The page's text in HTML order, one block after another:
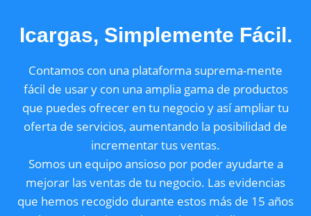
Icargas, Simplemente Fácil.
Contamos con una plataforma suprema-mente
fácil de usar y con una amplia gama de productos
que puedes ofrecer en tu negocio y así ampliar tu
oferta de servicios, aumentando la posibilidad de
incrementar tus ventas.
Somos un equipo ansioso por poder ayudarte a
mejorar las ventas de tu negocio. Las evidencias
que hemos recogido durante estos más de 15 años